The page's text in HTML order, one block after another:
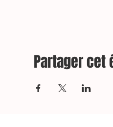
Partager cet